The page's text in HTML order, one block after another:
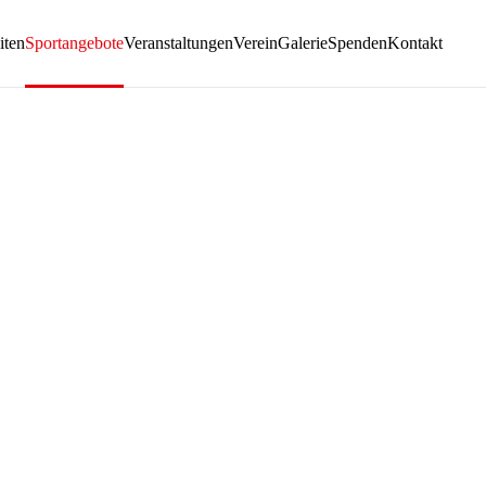
SportangeboteVeranstaltungenVereinGalerieSpendenKontakt